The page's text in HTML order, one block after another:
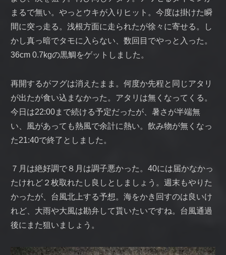
まるで無い。やっとウキが入りヒット。今度は掛けた瞬
間に突っ走る。浅根方面に走られたが徐々に寄せる。し
かし真っ暗でタモに入らない、数回目でやっと入った。
36cm 0.7kgの黒鯛をゲットしました。
再開するがフグは消えたまま。何度か先程と同じアタリ
が出たが食い込まなかった。アタリは無くなってくる。
今日は22:00まで続ける予定だったが、暑さが半端無
い、風があっても熱風で余計に熱い。飲み物が無くなっ
た21:40で終了としました。
７月は絶好調で８月は調子悪かった。40には届かなかっ
たけれど２枚取れたし良しとしましょう。週末もやりた
かったが、台風北上する予想。海をかき回すのは良いけ
れど、大雨や大風は勘弁して貰いたいですね。台風通過
後にまた狙いましょう。